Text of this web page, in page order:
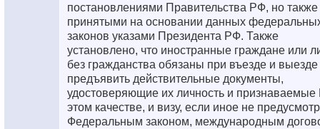
постановлениями Правительства РФ, но также
принятыми на основании данных
законов указами Президента РФ. Также
установлено, что иностранные граждане или
без гражданства обязаны при въезде и выезде
предъявить действительные документы,
удостоверяющие их личность и
этом качестве, и визу, если иное не
Федеральным законом, международным